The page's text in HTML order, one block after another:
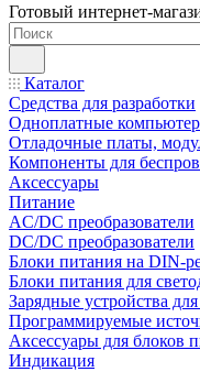
Готовый интернет-
Каталог
Средства для разработки
Одноплатные
Отладочные платы,
Компоненты для
Аксессуары
Питание
AC/DC преобразователи
DC/DC преобразователи
Блоки питания на DIN-
Блоки питания для
Зарядные устройства
Программируемые
Аксессуары для блоков
Индикация